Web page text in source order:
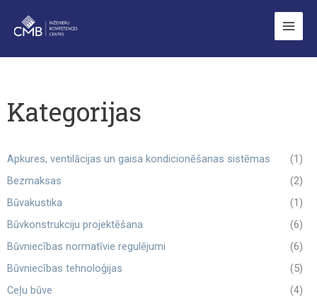
Kategorijas
Apkures, ventilācijas un gaisa kondicionēšanas sistēmas
(1)
Bezmaksas
(2)
Būvakustika
(1)
Būvkonstrukciju projektēšana
(6)
Būvniecības normatīvie regulējumi
(6)
Būvniecības tehnoloģijas
(5)
Ceļu būve
(4)